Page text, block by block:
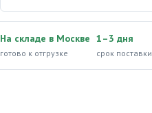
На складе в Москве
готово к отгрузке
1–3 дня
срок поставки